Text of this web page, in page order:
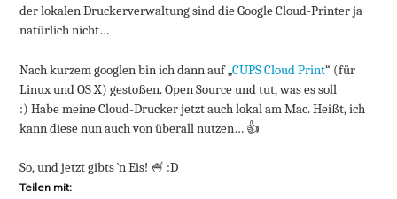
der lokalen Druckerverwaltung sind die Google Cloud-Printer ja
natürlich nicht…
Nach kurzem googlen bin ich dann auf „CUPS Cloud Print“ (für
Linux und OS X) gestoßen. Open Source und tut, was es soll
:) Habe meine Cloud-Drucker jetzt auch lokal am Mac. Heißt, ich
kann diese nun auch von überall nutzen… 👍
So, und jetzt gibts `n Eis! 🍧 :D
Teilen mit: